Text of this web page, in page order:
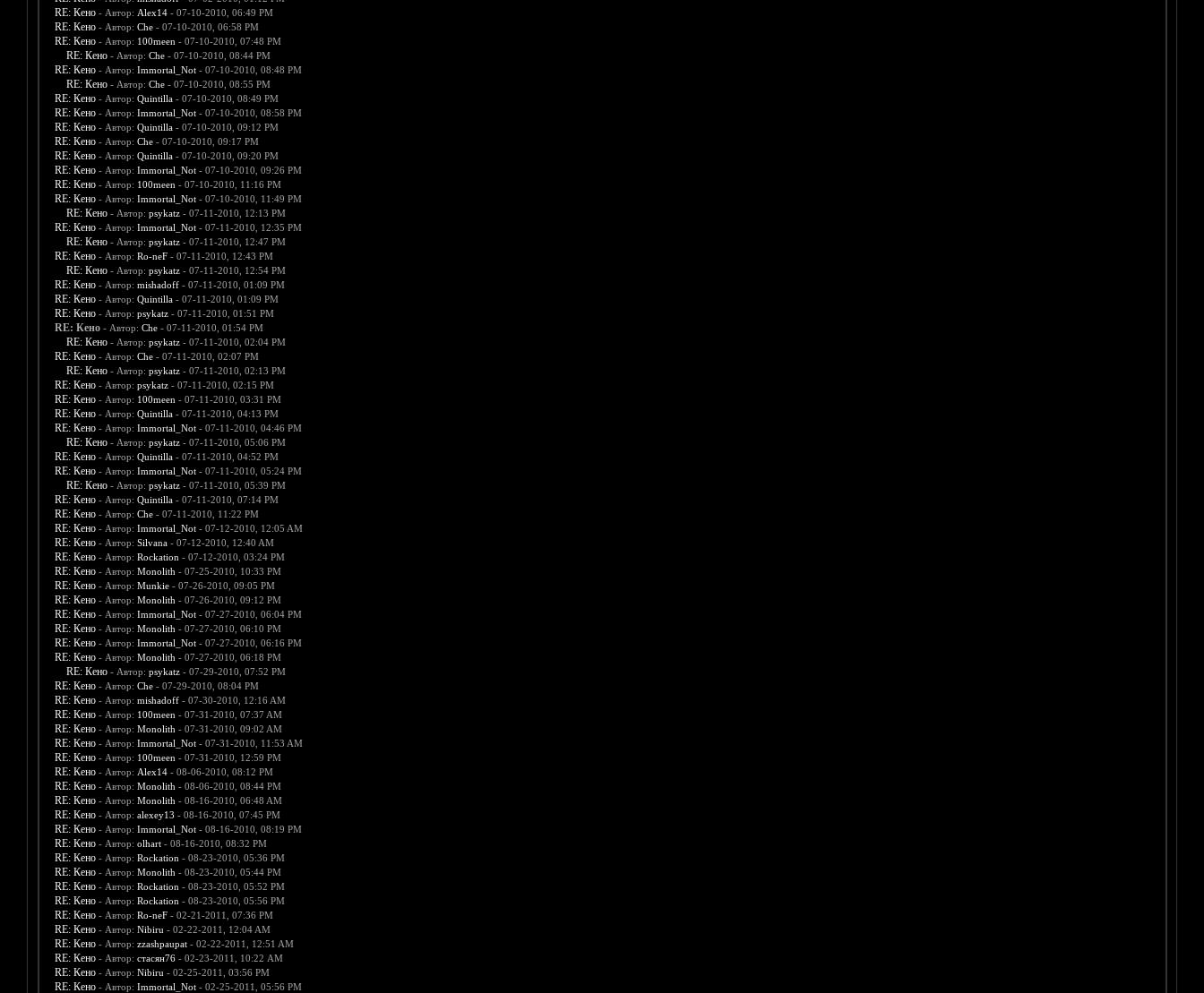
RE: Кено - Автор: Alex14- 07-10-2010, 06:49 PM
RE: Кено - Автор: Che- 07-10-2010, 06:58 PM
RE: Кено - Автор: 100meen - 07-10-2010, 07:48 PM
RE: Кено - Автор: Che- 07-10-2010, 08:44 PM
RE: Кено - Автор: Immortal_Not- 07-10-2010, 08:48 PM
RE: Кено - Автор: Che- 07-10-2010, 08:55 PM
RE: Кено - Автор: Quintilla- 07-10-2010, 08:49 PM
RE: Кено - Автор: Immortal_Not- 07-10-2010, 08:58 PM
RE: Кено - Автор: Quintilla- 07-10-2010, 09:12 PM
RE: Кено - Автор: Che- 07-10-2010, 09:17 PM
RE: Кено - Автор: Quintilla- 07-10-2010, 09:20 PM
RE: Кено - Автор: Immortal_Not- 07-10-2010, 09:26 PM
RE: Кено - Автор: 100meen - 07-10-2010, 11:16 PM
RE: Кено - Автор: Immortal_Not- 07-10-2010, 11:49 PM
RE: Кено - Автор: psykatz- 07-11-2010, 12:13 PM
RE: Кено - Автор: Immortal_Not- 07-11-2010, 12:35 PM
RE: Кено - Автор: psykatz- 07-11-2010, 12:47 PM
RE: Кено - Автор: Ro-neF- 07-11-2010, 12:43 PM
RE: Кено - Автор: psykatz- 07-11-2010, 12:54 PM
RE: Кено - Автор: mishadoff- 07-11-2010, 01:09 PM
RE: Кено - Автор: Quintilla- 07-11-2010, 01:09 PM
RE: Кено - Автор: psykatz- 07-11-2010, 01:51 PM
RE: Кено - Автор: Che- 07-11-2010, 01:54 PM
RE: Кено - Автор: psykatz- 07-11-2010, 02:04 PM
RE: Кено - Автор: Che- 07-11-2010, 02:07 PM
RE: Кено - Автор: psykatz- 07-11-2010, 02:13 PM
RE: Кено - Автор: psykatz- 07-11-2010, 02:15 PM
RE: Кено - Автор: 100meen - 07-11-2010, 03:31 PM
RE: Кено - Автор: Quintilla- 07-11-2010, 04:13 PM
RE: Кено - Автор: Immortal_Not- 07-11-2010, 04:46 PM
RE: Кено - Автор: psykatz- 07-11-2010, 05:06 PM
RE: Кено - Автор: Quintilla- 07-11-2010, 04:52 PM
RE: Кено - Автор: Immortal_Not- 07-11-2010, 05:24 PM
RE: Кено - Автор: psykatz- 07-11-2010, 05:39 PM
RE: Кено - Автор: Quintilla- 07-11-2010, 07:14 PM
RE: Кено - Автор: Che- 07-11-2010, 11:22 PM
RE: Кено - Автор: Immortal_Not- 07-12-2010, 12:05 AM
RE: Кено - Автор: Silvana- 07-12-2010, 12:40 AM
RE: Кено - Автор: Rockation - 07-12-2010, 03:24 PM
RE: Кено - Автор: Monolith - 07-25-2010, 10:33 PM
RE: Кено - Автор: Munkie- 07-26-2010, 09:05 PM
RE: Кено - Автор: Monolith - 07-26-2010, 09:12 PM
RE: Кено - Автор: Immortal_Not- 07-27-2010, 06:04 PM
RE: Кено - Автор: Monolith - 07-27-2010, 06:10 PM
RE: Кено - Автор: Immortal_Not- 07-27-2010, 06:16 PM
RE: Кено - Автор: Monolith - 07-27-2010, 06:18 PM
RE: Кено - Автор: psykatz- 07-29-2010, 07:52 PM
RE: Кено - Автор: Che- 07-29-2010, 08:04 PM
RE: Кено - Автор: mishadoff- 07-30-2010, 12:16 AM
RE: Кено - Автор: 100meen - 07-31-2010, 07:37 AM
RE: Кено - Автор: Monolith - 07-31-2010, 09:02 AM
RE: Кено - Автор: Immortal_Not- 07-31-2010, 11:53 AM
RE: Кено - Автор: 100meen - 07-31-2010, 12:59 PM
RE: Кено - Автор: Alex14- 08-06-2010, 08:12 PM
RE: Кено - Автор: Monolith - 08-06-2010, 08:44 PM
RE: Кено - Автор: Monolith - 08-16-2010, 06:48 AM
RE: Кено - Автор: alexey13 - 08-16-2010, 07:45 PM
RE: Кено - Автор: Immortal_Not- 08-16-2010, 08:19 PM
RE: Кено - Автор: olhart- 08-16-2010, 08:32 PM
RE: Кено - Автор: Rockation - 08-23-2010, 05:36 PM
RE: Кено - Автор: Monolith - 08-23-2010, 05:44 PM
RE: Кено - Автор: Rockation - 08-23-2010, 05:52 PM
RE: Кено - Автор: Rockation - 08-23-2010, 05:56 PM
RE: Кено - Автор: Ro-neF- 02-21-2011, 07:36 PM
RE: Кено - Автор: Nibiru - 02-22-2011, 12:04 AM
RE: Кено - Автор: zzashpaupat- 02-22-2011, 12:51 AM
RE: Кено - Автор: стасян76- 02-23-2011, 10:22 AM
RE: Кено - Автор: Nibiru - 02-25-2011, 03:56 PM
RE: Кено - Автор: Immortal_Not- 02-25-2011, 05:56 PM